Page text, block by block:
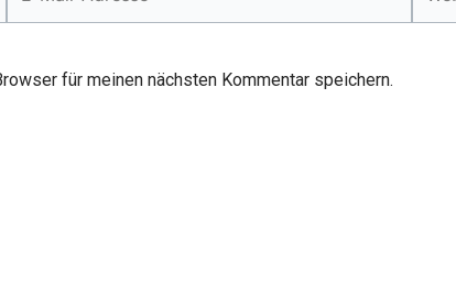
für meinen nächsten Kommentar speichern.